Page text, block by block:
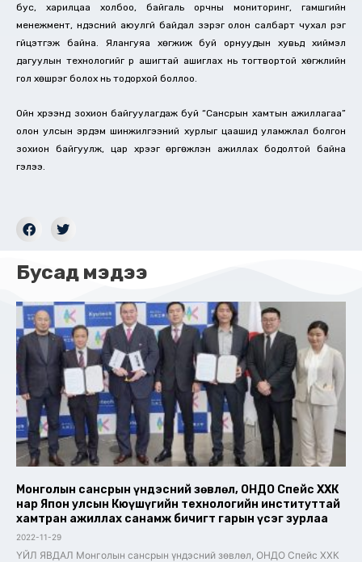
бус, харилцаа холбоо, байгаль орчны мониторинг, гамшгийн
менежмент, үндэсний аюулгүй байдал зэрэг олон салбарт чухал үүрэг
гүйцэтгэж байна. Ялангуяа хөгжиж буй орнуудын хувьд хиймэл
дагуулын технологийг үр ашигтай ашиглах нь тогтвортой хөгжлийн
гол хөшүүрэг болох нь тодорхой боллоо.
Ойн хүрээнд зохион байгуулагдаж буй “Сансрын хамтын ажиллагаа”
олон улсын эрдэм шинжилгээний хурлыг цаашид уламжлал болгон
зохион байгуулж, цар хүрээг өргөжүүлэн ажиллах бодолтой байна
гэлээ.
Бусад мэдээ
Монголын сансрын үндэсний зөвлөл, ОНДО Спейс ХХК
нар Япон улсын Кюүшүгийн технологийн институттай
хамтран ажиллах санамж бичигт гарын үсэг зурлаа
2022-11-29
ҮЙЛ ЯВДАЛ Монголын сансрын үндэсний зөвлөл, ОНДО Спейс ХХК